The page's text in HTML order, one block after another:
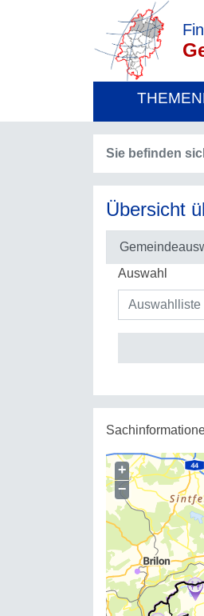
Sie befinden
Übersicht
Auswahl
+
−